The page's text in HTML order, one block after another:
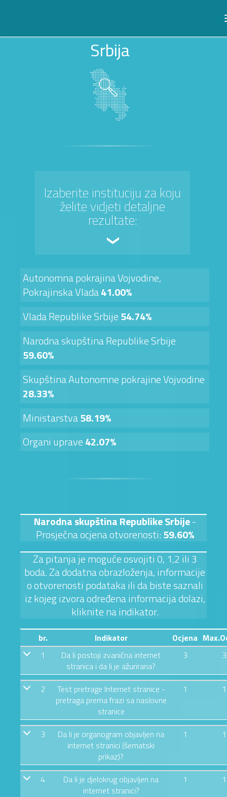
Srbija
Izaberite instituciju za koju
želite vidjeti detaljne
rezultate:
Autonomna pokrajina Vojvodine,
Pokrajinska Vlada41.00%
Vlada Republike Srbije54.74%
Narodna skupština Republike Srbije
59.60%
Skupština Autonomne pokrajine Vojvodine
28.33%
Ministarstva58.19%
Organi uprave42.07%
Narodna skupština Republike Srbije-
Prosječna ocjena otvorenosti:59.60%
Za pitanja je moguće osvojiti 0, 1,2 ili 3
boda. Za dodatna obrazloženja, informacije
o otvorenosti podataka ili da biste saznali
iz kojeg izvora određena informacija dolazi,
kliknite na indikator.
br. Indikator Ocjena
1
Da li postoji zvanična internet
stranica i da li je ažurirana?
3 3
2
Test pretrage Internet stranice -
pretraga prema frazi sa naslovne
stranice
1 1
3
Da li je organogram objavljen na
internet stranici (šematski
prikaz)?
1 1
4
Da li je djelokrug objavljen na
internet stranici?
1 1